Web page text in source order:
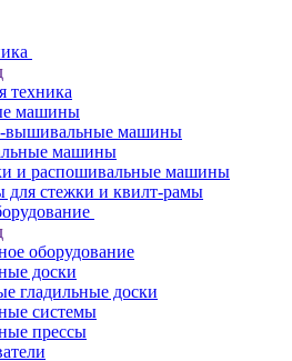
техника
машины
машины
машины
и распошивальные машины
стежки и квилт-рамы
оборудование
доски
гладильные доски
системы
прессы